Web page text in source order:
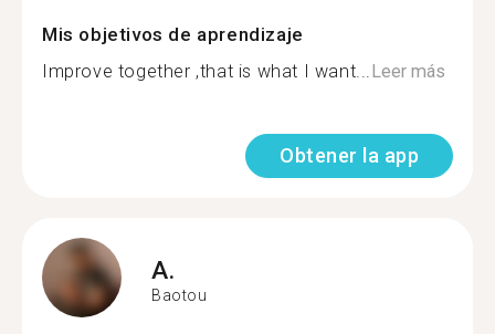
Mis objetivos de aprendizaje
Improve together ,that is what I want...Leer más
Obtener la app
A.
Baotou